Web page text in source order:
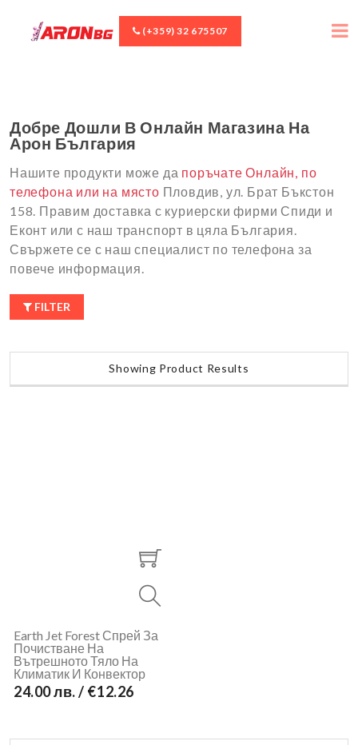
(+359) 32 675507
Добре Дошли В Онлайн Магазина На
Арон България
Нашите продукти може да поръчате Онлайн, по
телефона или на място Пловдив, ул. Брат Бъкстон
158. Правим доставка с куриерски фирми Спиди и
Еконт или с наш транспорт в цяла България.
Свържете се с наш специалист по телефона за
повече информация.
FILTER
Showing Product Results
Earth Jet Forest Спрей За
Почистване На
Вътрешното Тяло На
Климатик И Конвектор
24.00 лв. / €12.26